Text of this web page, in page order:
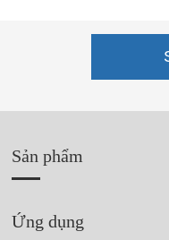
Sản phẩm
Ứng dụng